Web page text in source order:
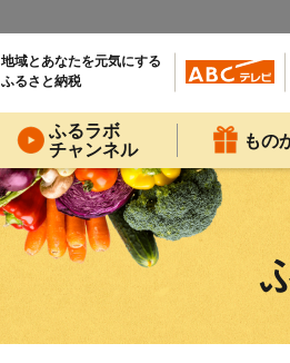
地域とあなたを元気にする
ふるさと納税
ふるラボ
チャンネル
もの